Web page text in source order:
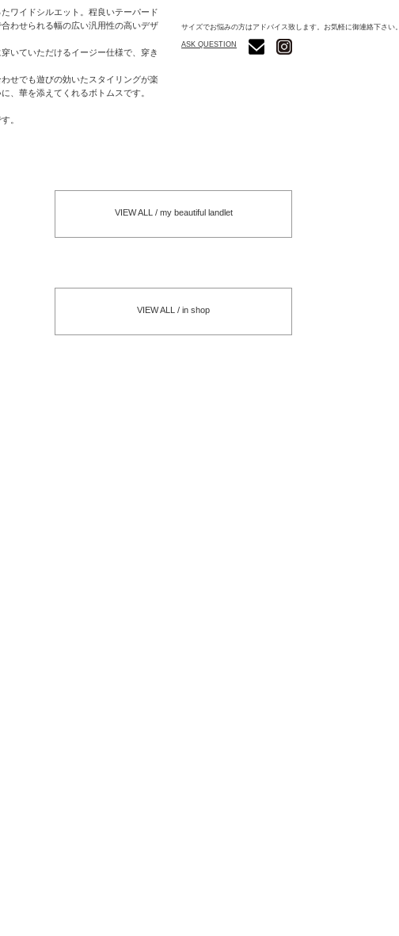
ワイドシルエット。程良いテーパード
わせられる幅の広い汎用性の高いデザ
いていただけるイージー仕様で、穿き
せでも遊びの効いたスタイリングが楽
、華を添えてくれるボトムスです。
。
サイズでお悩みの方はアドバイス致します。お気軽に御連絡下さい。
ASK QUESTION
VIEW ALL / my beautiful landlet
VIEW ALL / in shop